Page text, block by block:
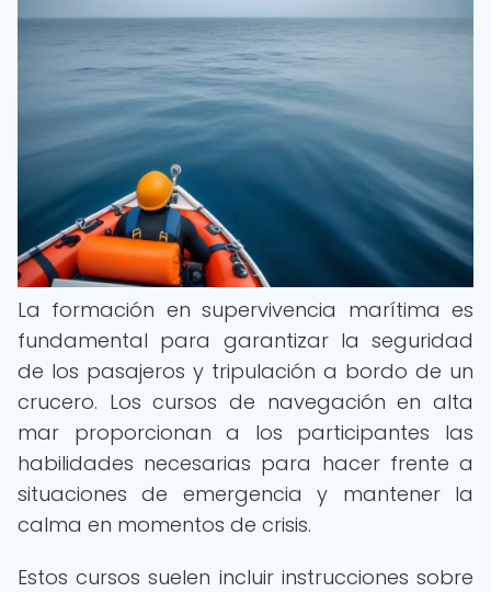
La formación en supervivencia marítima es
fundamental para garantizar la seguridad
de los pasajeros y tripulación a bordo de un
crucero. Los cursos de navegación en alta
mar proporcionan a los participantes las
habilidades necesarias para hacer frente a
situaciones de emergencia y mantener la
calma en momentos de crisis.
Estos cursos suelen incluir instrucciones sobre